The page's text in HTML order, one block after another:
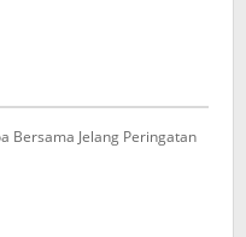
Bersama Jelang Peringatan